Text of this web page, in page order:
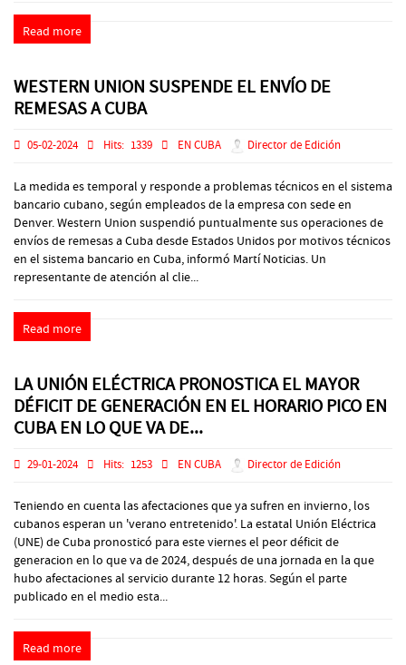
Read more
WESTERN UNION SUSPENDE EL ENVÍO DE
REMESAS A CUBA
05-02-2024 Hits: 1339 EN CUBA Director de Edición
La medida es temporal y responde a problemas técnicos en el sistema
bancario cubano, según empleados de la empresa con sede en
Denver. Western Union suspendió puntualmente sus operaciones de
envíos de remesas a Cuba desde Estados Unidos por motivos técnicos
en el sistema bancario en Cuba, informó Martí Noticias. Un
representante de atención al clie...
Read more
LA UNIÓN ELÉCTRICA PRONOSTICA EL MAYOR
DÉFICIT DE GENERACIÓN EN EL HORARIO PICO EN
CUBA EN LO QUE VA DE...
29-01-2024 Hits: 1253 EN CUBA Director de Edición
Teniendo en cuenta las afectaciones que ya sufren en invierno, los
cubanos esperan un 'verano entretenido'. La estatal Unión Eléctrica
(UNE) de Cuba pronosticó para este viernes el peor déficit de
generacion en lo que va de 2024, después de una jornada en la que
hubo afectaciones al servicio durante 12 horas. Según el parte
publicado en el medio esta...
Read more